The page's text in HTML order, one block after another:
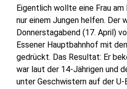
Eigentlich wollte eine Frau am
nur einem Jungen helfen. Der
Donnerstagabend (17. April)
Essener Hauptbahnhof mit
gedrückt. Das Resultat: Er
war laut der 14-Jährigen und
unter Geschwistern auf der U-